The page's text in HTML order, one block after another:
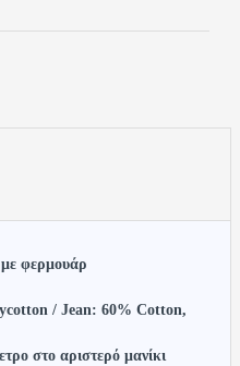
με φερμουάρ
/ Jean: 60% Cotton,
στο αριστερό μανίκι